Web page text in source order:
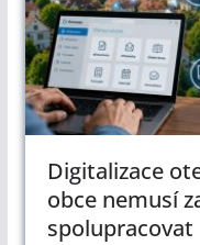
Digitalizace
obce nemusí
spolupracovat